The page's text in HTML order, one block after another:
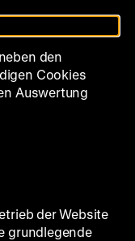
den
Cookies
Auswertung
der Website
grundlegende